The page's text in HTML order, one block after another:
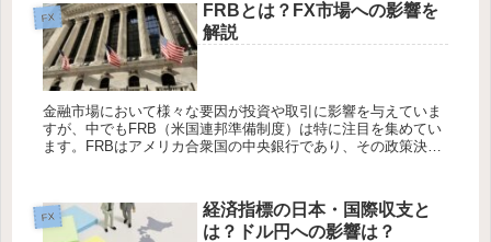
FX
FRBとは？FX市場への影響を
解説
金融市場において様々な要因が投資や取引に影響を与えていま
すが、中でもFRB（米国連邦準備制度）は特に注目を集めてい
ます。FRBはアメリカ合衆国の中央銀行であり、その政策決定
FX
経済指標の日本・国際収支と
は？ドル円への影響は？